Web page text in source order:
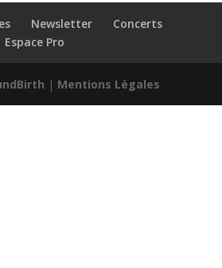
Newsletter
Concerts
Espace Pro
| Mentions Légales